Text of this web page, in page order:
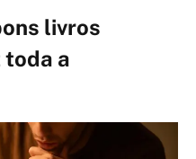
livros
toda a